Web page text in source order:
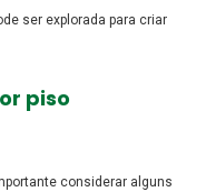
ser explorada para criar
piso
considerar alguns